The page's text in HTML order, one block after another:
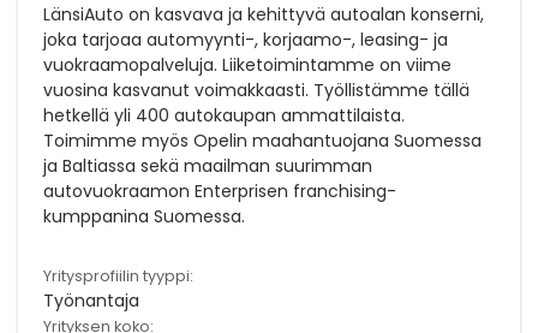
LänsiAuto on kasvava ja kehittyvä autoalan konserni,
joka tarjoaa automyynti-, korjaamo-, leasing- ja
vuokraamopalveluja. Liiketoimintamme on viime
vuosina kasvanut voimakkaasti. Työllistämme tällä
hetkellä yli 400 autokaupan ammattilaista.
Toimimme myös Opelin maahantuojana Suomessa
ja Baltiassa sekä maailman suurimman
autovuokraamon Enterprisen franchising-
kumppanina Suomessa.
Yritysprofiilin tyyppi:
Työnantaja
Yrityksen koko: